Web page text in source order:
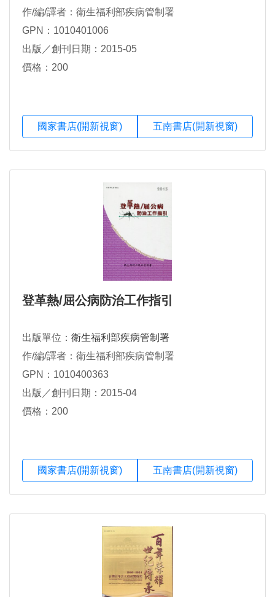
作/編/譯者：衛生福利部疾病管制署
GPN：1010401006
出版／創刊日期：2015-05
價格：200
國家書店(開新視窗) 五南書店(開新視窗)
登革熱/屈公病防治工作指引
出版單位： 衛生福利部疾病管制署
作/編/譯者：衛生福利部疾病管制署
GPN：1010400363
出版／創刊日期：2015-04
價格：200
國家書店(開新視窗) 五南書店(開新視窗)